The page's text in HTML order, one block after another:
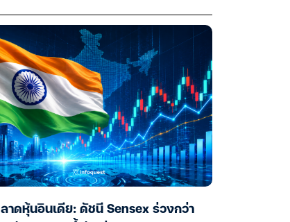
ลาดหุ้นอินเดีย: ดัชนี Sensex ร่วงกว่า